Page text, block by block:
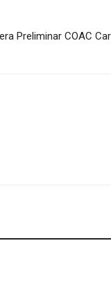
Preliminar COAC